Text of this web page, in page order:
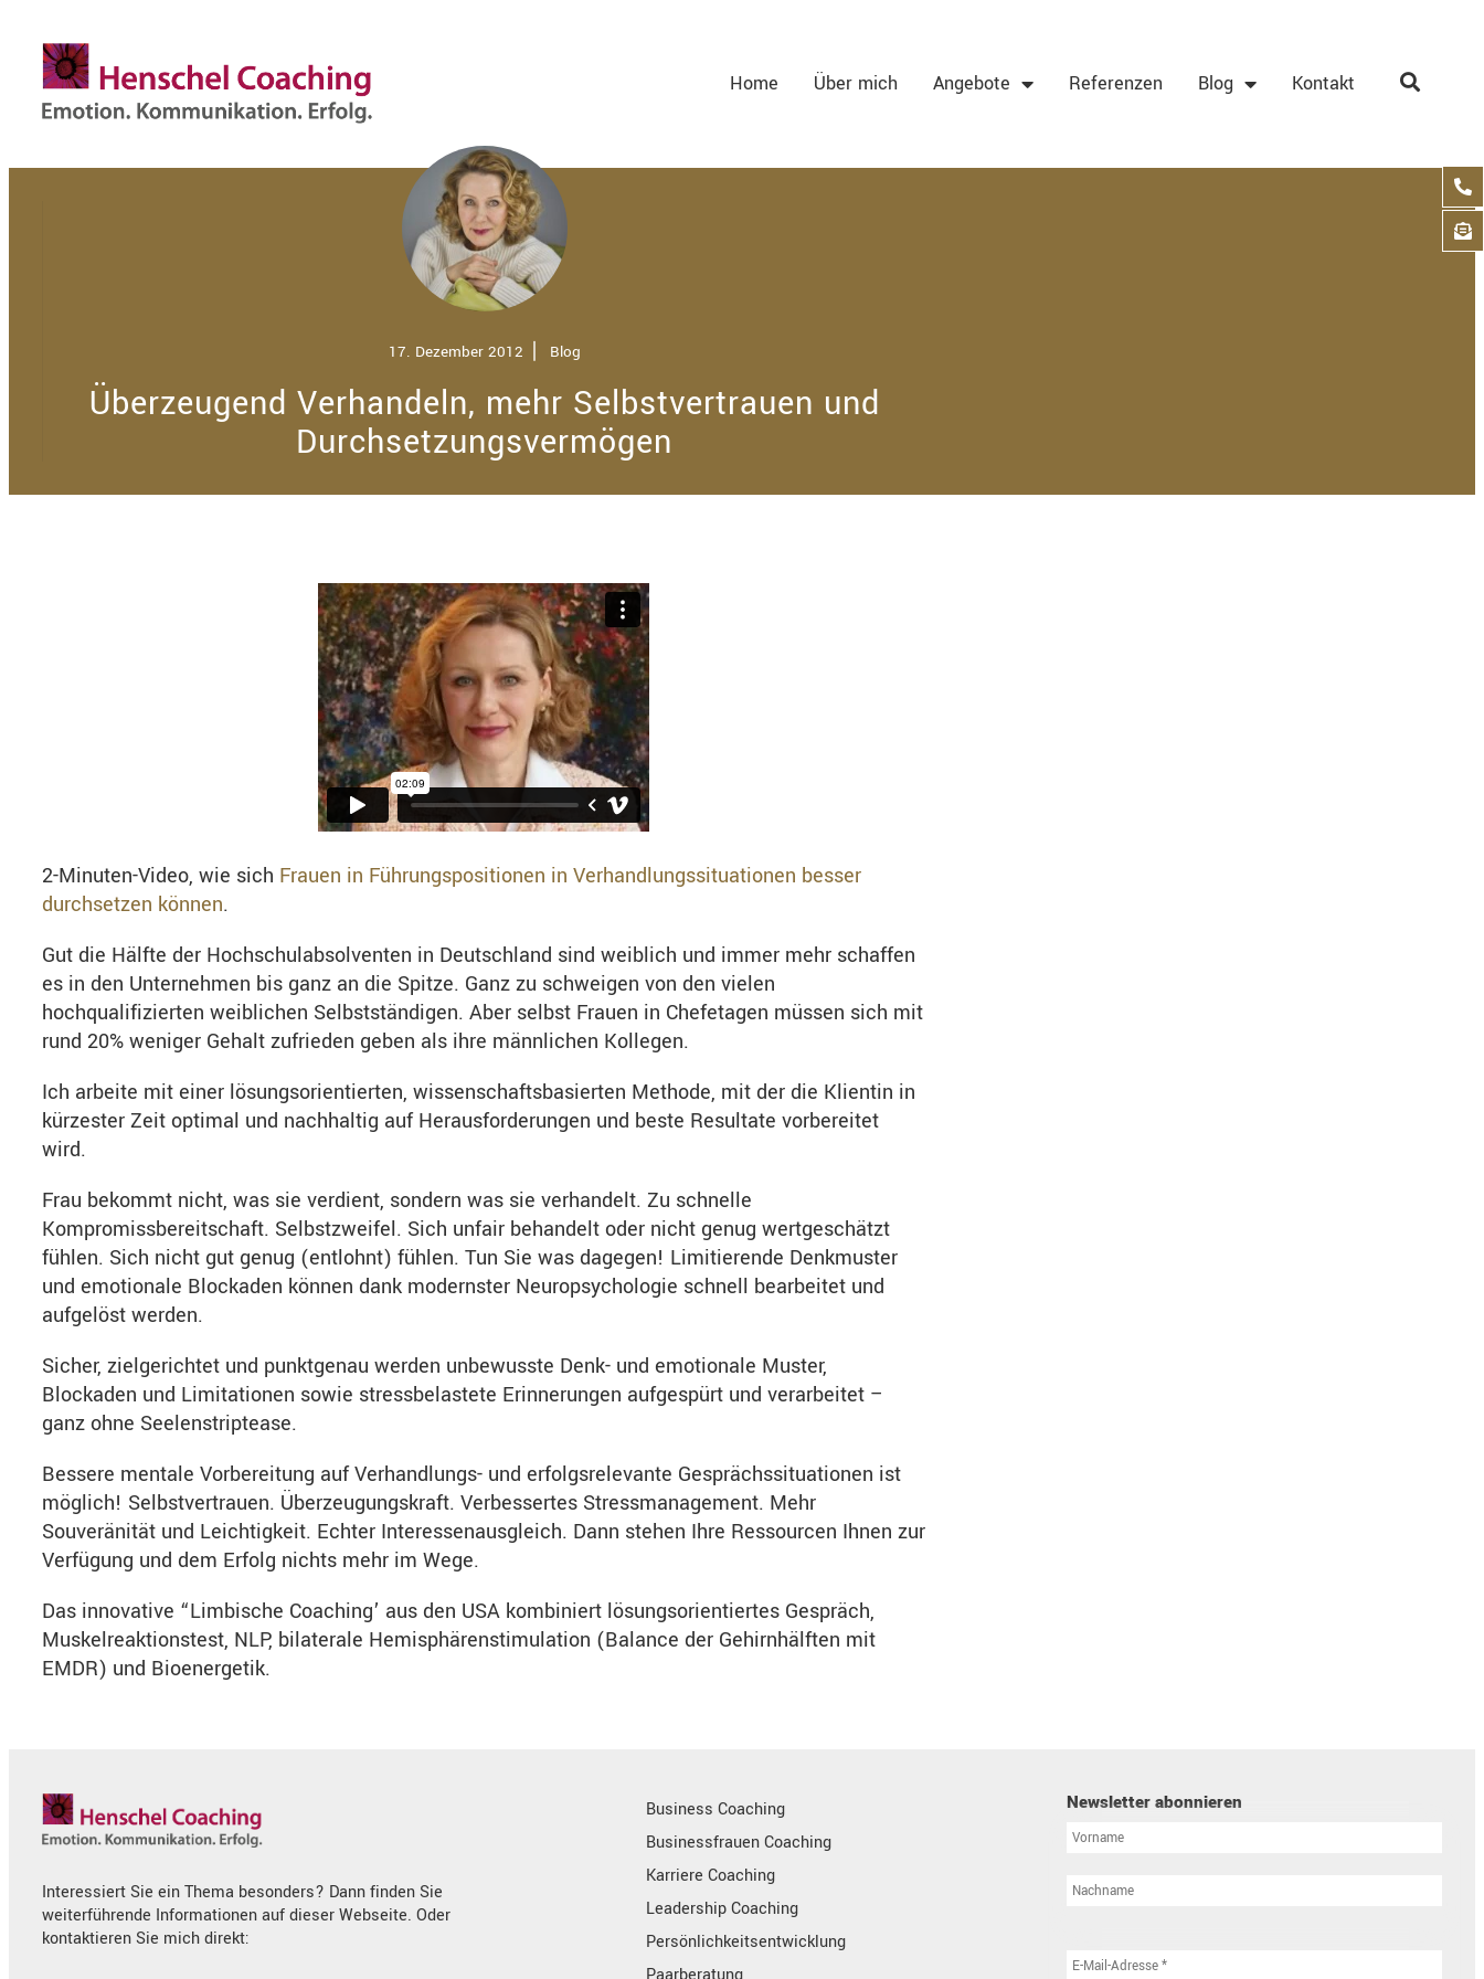
Home Über mich Angebote Referenzen Blog Kontakt
17. Dezember 2012 Blog
Überzeugend Verhandeln, mehr Selbstvertrauen und
Durchsetzungsvermögen
2-Minuten-Video, wie sich Frauen in Führungspositionen in Verhandlungssituationen besser
durchsetzen können.
Gut die Hälfte der Hochschulabsolventen in Deutschland sind weiblich und immer mehr schaffen
es in den Unternehmen bis ganz an die Spitze. Ganz zu schweigen von den vielen
hochqualifizierten weiblichen Selbstständigen. Aber selbst Frauen in Chefetagen müssen sich mit
rund 20% weniger Gehalt zufrieden geben als ihre männlichen Kollegen.
Ich arbeite mit einer lösungsorientierten, wissenschaftsbasierten Methode, mit der die Klientin in
kürzester Zeit optimal und nachhaltig auf Herausforderungen und beste Resultate vorbereitet
wird.
Frau bekommt nicht, was sie verdient, sondern was sie verhandelt. Zu schnelle
Kompromissbereitschaft. Selbstzweifel. Sich unfair behandelt oder nicht genug wertgeschätzt
fühlen. Sich nicht gut genug (entlohnt) fühlen. Tun Sie was dagegen! Limitierende Denkmuster
und emotionale Blockaden können dank modernster Neuropsychologie schnell bearbeitet und
aufgelöst werden.
Sicher, zielgerichtet und punktgenau werden unbewusste Denk- und emotionale Muster,
Blockaden und Limitationen sowie stressbelastete Erinnerungen aufgespürt und verarbeitet –
ganz ohne Seelenstriptease.
Bessere mentale Vorbereitung auf Verhandlungs- und erfolgsrelevante Gesprächssituationen ist
möglich! Selbstvertrauen. Überzeugungskraft. Verbessertes Stressmanagement. Mehr
Souveränität und Leichtigkeit. Echter Interessenausgleich. Dann stehen Ihre Ressourcen Ihnen zur
Verfügung und dem Erfolg nichts mehr im Wege.
Das innovative “Limbische Coaching’ aus den USA kombiniert lösungsorientiertes Gespräch,
Muskelreaktionstest, NLP, bilaterale Hemisphärenstimulation (Balance der Gehirnhälften mit
EMDR) und Bioenergetik.
Interessiert Sie ein Thema besonders? Dann finden Sie
weiterführende Informationen auf dieser Webseite. Oder
kontaktieren Sie mich direkt:
Business Coaching
Businessfrauen Coaching
Karriere Coaching
Leadership Coaching
Persönlichkeitsentwicklung
Newsletter abonnieren